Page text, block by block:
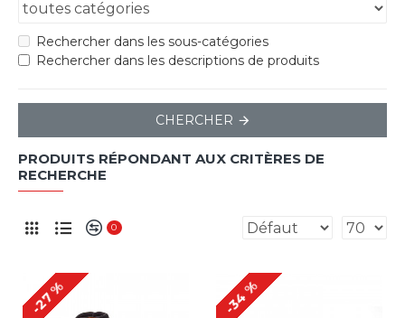
Rechercher dans les sous-catégories
Rechercher dans les descriptions de produits
CHERCHER
PRODUITS RÉPONDANT AUX CRITÈRES DE
RECHERCHE
0
-27 % -34 %